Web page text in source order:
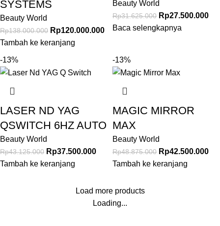
SYSTEMS
Beauty World
Rp138.000.000 Rp120.000.000
Tambah ke keranjang
Beauty World
Rp31.625.000 Rp27.500.000
Baca selengkapnya
-13%
LASER ND YAG
QSWITCH 6HZ AUTO
Beauty World
Rp43.125.000 Rp37.500.000
Tambah ke keranjang
-13%
MAGIC MIRROR
MAX
Beauty World
Rp48.875.000 Rp42.500.000
Tambah ke keranjang
Load more products
Loading...